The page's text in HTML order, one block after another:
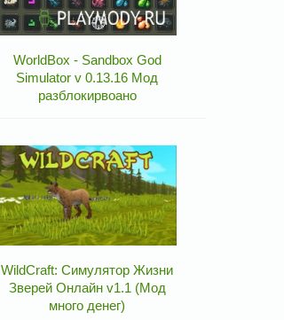
WorldBox - Sandbox God
Simulator v 0.13.16 Мод
разблокирвоано
WildCraft: Симулятор Жизни
Зверей Онлайн v1.1 (Мод
много денег)